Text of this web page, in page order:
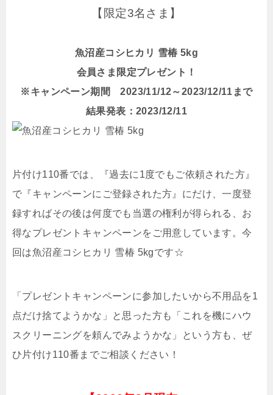
【限定3名さま】
魚沼産コシヒカリ 雪椿 5kg
会員さま限定プレゼント！
※キャンペーン期間 2023/11/12～2023/12/11まで
結果発表：2023/12/11
片付け110番では、『過去に1度でもご依頼された方』
で『キャンペーンにご登録された方』にだけ、一度登
録すればその後は何度でも当選の権利が得られる、お
得なプレゼントキャンペーンをご用意しています。今
回は魚沼産コシヒカリ 雪椿 5kgです☆
「プレゼントキャンペーンに参加したいから不用品を1
点だけ捨てようかな」と思った方も「これを機にハウ
スクリーニングを頼んでみようかな」という方も、ぜ
ひ片付け110番までご相談ください！